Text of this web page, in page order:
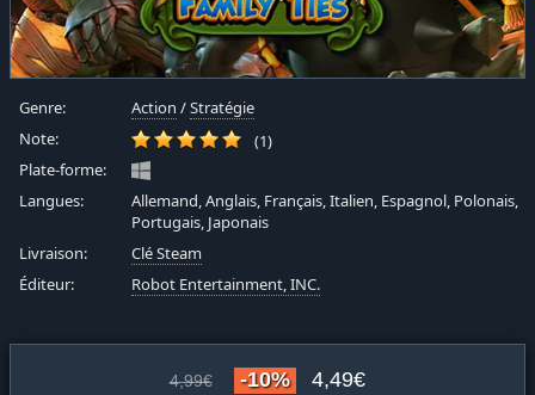
Genre: Action /Stratégie
Note:
(1)
Plate-forme:
Langues:
Allemand, Anglais, Français, Italien, Espagnol, Polonais,
Portugais, Japonais
Livraison:
Clé Steam
Éditeur:
Robot Entertainment, INC.
4,99€ -10% 4,49€